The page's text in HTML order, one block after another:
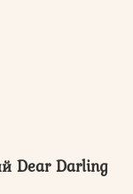
Dear Darling